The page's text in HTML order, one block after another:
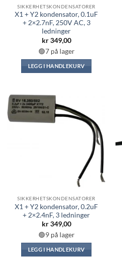
SIKKERHETSKONDENSATORER
X1 + Y2 kondensator, 0.1uF
+ 2×2.7nF, 250V AC, 3
ledninger
kr349,00
🟢7 på lager
LEGG I HANDLEKURV
SIKKERHETSKONDENSATORER
X1 + Y2 kondensator, 0.2uF
+ 2×2.4nF, 3 ledninger
kr349,00
🟢9 på lager
LEGG I HANDLEKURV